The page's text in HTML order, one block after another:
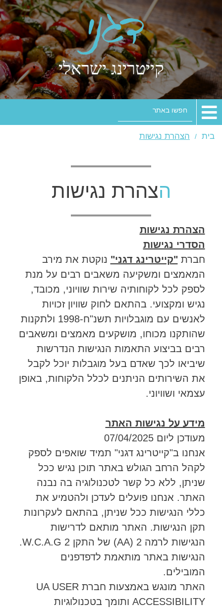
קייטרינג ישראלי
באתר
בית הצהרת נגישות
הצהרת נגישות
הצהרת נגישות
הסדרי נגישות
חברת"קייטרינג דגני" נוקטת את מירב
המאמצים ומשקיעה משאבים רבים על מנת
לספק לכל לקוחותיה שירות שוויוני, מכובד,
נגיש ומקצועי. בהתאם לחוק שוויון זכויות
לאנשים עם מוגבלויות תשנ"ח-1998 ולתקנות
שהותקנו מכוחו, מושקעים מאמצים ומשאבים
רבים בביצוע התאמות הנגישות הנדרשות
שיביאו לכך שאדם בעל מוגבלות יוכל לקבל
את השירותים הניתנים לכלל הלקוחות, באופן
עצמאי ושוויוני.
מידע על נגישות האתר
מעודכן ליום ‏07/04/2025
אנחנו ב"קייטרינג דגני" תמיד שואפים לספק
לקהל הרחב הגולש באתר תוכן נגיש ככל
שניתן, ללא כל קשר לטכנולוגיה בה נבנה
האתר. אנחנו פועלים לעדכן ולהטמיע את
כללי הנגישות ככל שניתן, בהתאם לעקרונות
תקן הנגישות. האתר מותאם לדרישות
הנגישות לרמה 2 (AA) של התקן W.C.A.G 2.
הנגישות באתר מותאמת לדפדפנים
המובילים.
האתר מונגש באמצעות חברת UA USER
ACCESSIBILITY ותומך בטכנולוגיות